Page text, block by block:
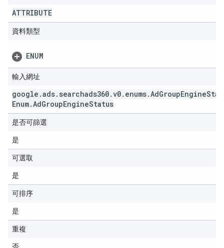
ATTRIBUTE
資料類型
ENUM
輸入網址
google .ads. searchads360.v0. enums.AdGroupEngine
Enum.AdGroupEngineStatus
是否可篩選
是
可選取
是
可排序
是
重複